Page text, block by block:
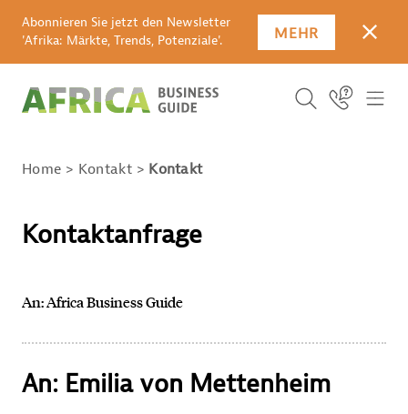
Abonnieren Sie jetzt den Newsletter
'Afrika: Märkte, Trends, Potenziale'.
MEHR
ICON
Suchbegriff
SUCHEN
Icon Link
Home Kontakt Kontakt
Kontaktanfrage
An: Africa Business Guide
An: Emilia von Mettenheim